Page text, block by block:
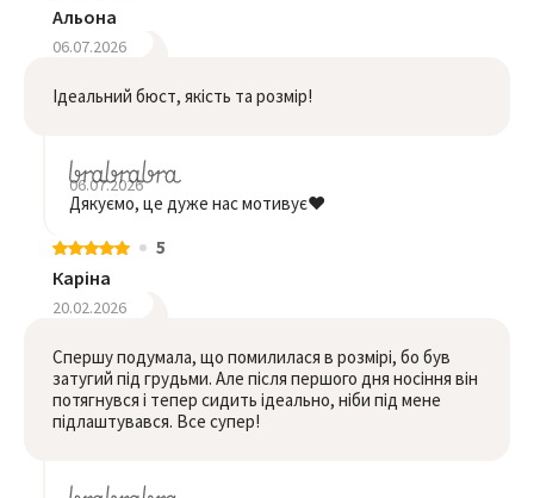
Альона
06.07.2026
Ідеальний бюст, якість та розмір!
06.07.2026
Дякуємо, це дуже нас мотивує❤️
5
Каріна
20.02.2026
Спершу подумала, що помилилася в розмірі, бо був
затугий під грудьми. Але після першого дня носіння він
потягнувся і тепер сидить ідеально, ніби під мене
підлаштувався. Все супер!